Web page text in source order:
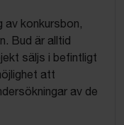
av konkursbon,
Bud är alltid
säljs i befintligt
att
av de